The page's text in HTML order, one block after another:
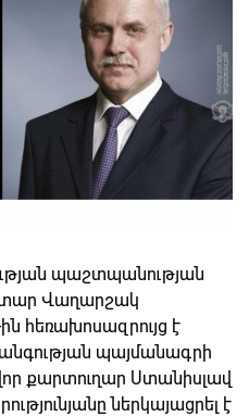
պաշտպանության
Վաղարշակ
հեռախոսազրույց է
պայմանագրի
քարտուղար Ստանիսլավ
ներկայացրել է